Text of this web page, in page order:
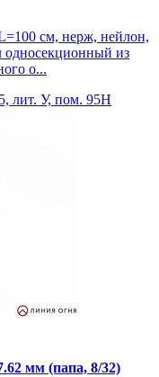
см, нерж, нейлон,
из
о...
лит. У, пом. 95Н
мм (папа, 8/32)